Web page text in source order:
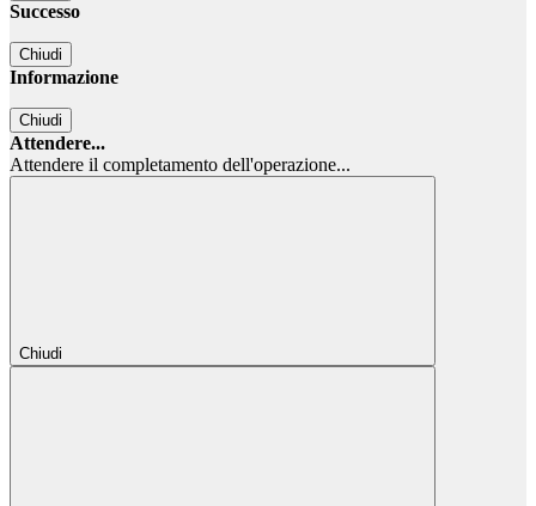
Successo
Chiudi
Informazione
Chiudi
Attendere...
Attendere il completamento dell'operazione...
Chiudi